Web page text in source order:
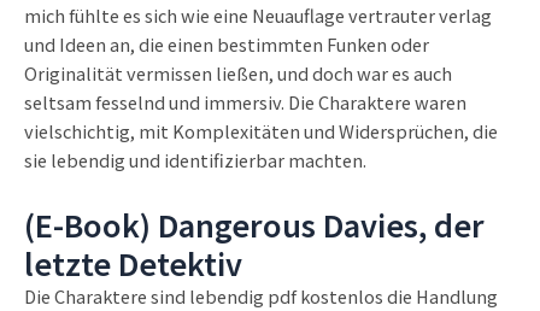
mich fühlte es sich wie eine Neuauflage vertrauter verlag
und Ideen an, die einen bestimmten Funken oder
Originalität vermissen ließen, und doch war es auch
seltsam fesselnd und immersiv. Die Charaktere waren
vielschichtig, mit Komplexitäten und Widersprüchen, die
sie lebendig und identifizierbar machten.
(E-Book) Dangerous Davies, der
letzte Detektiv
Die Charaktere sind lebendig pdf kostenlos die Handlung